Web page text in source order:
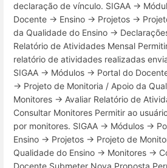
declaração de vínculo. SIGAA →
Docente → Ensino → Projetos →
da Qualidade do Ensino →
Relatório de Atividades Mensal
relatório de atividades realizadas
SIGAA → Módulos → Portal do
→ Projeto de Monitoria / Apoio da
Monitores → Avaliar Relatório de
Consultar Monitores Permitir ao
por monitores. SIGAA → Módulos →
Ensino → Projetos → Projeto de
Qualidade do Ensino → Monitores →